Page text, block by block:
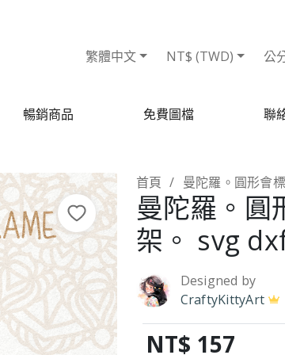
繁體中文 NT$ (TWD) 公
暢銷商品 免費圖檔 聯
首頁 曼陀羅。圓形會
曼陀羅。圓
架。 svg
Designed by
CraftyKittyArt
NT$ 157